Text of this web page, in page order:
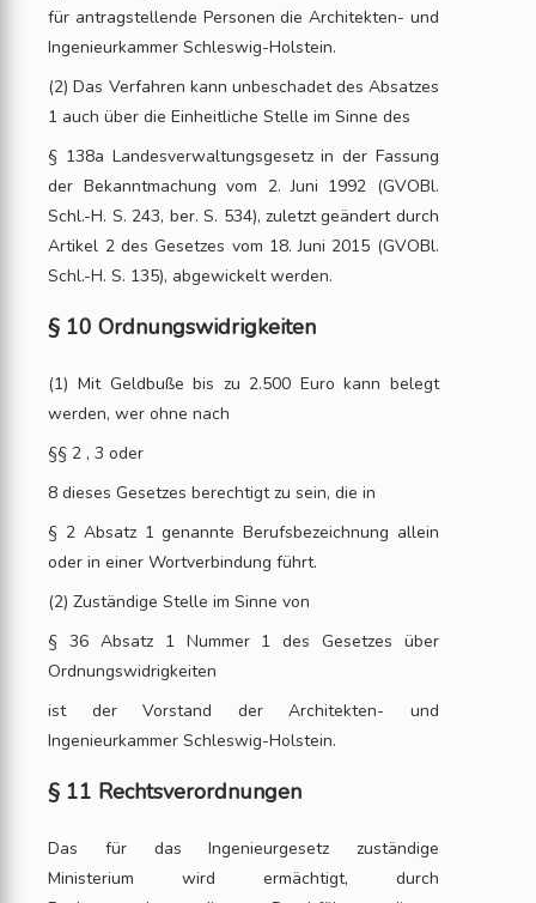
für antragstellende Personen die Architekten- und
Ingenieurkammer Schleswig-Holstein.
(2) Das Verfahren kann unbeschadet des Absatzes
1 auch über die Einheitliche Stelle im Sinne des
§ 138a Landesverwaltungsgesetz in der Fassung
der Bekanntmachung vom 2. Juni 1992 (GVOBl.
Schl.-H. S. 243, ber. S. 534), zuletzt geändert durch
Artikel 2 des Gesetzes vom 18. Juni 2015 (GVOBl.
Schl.-H. S. 135), abgewickelt werden.
§ 10 Ordnungswidrigkeiten
(1) Mit Geldbuße bis zu 2.500 Euro kann belegt
werden, wer ohne nach
§§ 2 , 3 oder
8 dieses Gesetzes berechtigt zu sein, die in
§ 2 Absatz 1 genannte Berufsbezeichnung allein
oder in einer Wortverbindung führt.
(2) Zuständige Stelle im Sinne von
§ 36 Absatz 1 Nummer 1 des Gesetzes über
Ordnungswidrigkeiten
ist der Vorstand der Architekten- und
Ingenieurkammer Schleswig-Holstein.
§ 11 Rechtsverordnungen
Das für das Ingenieurgesetz zuständige
Ministerium wird ermächtigt, durch